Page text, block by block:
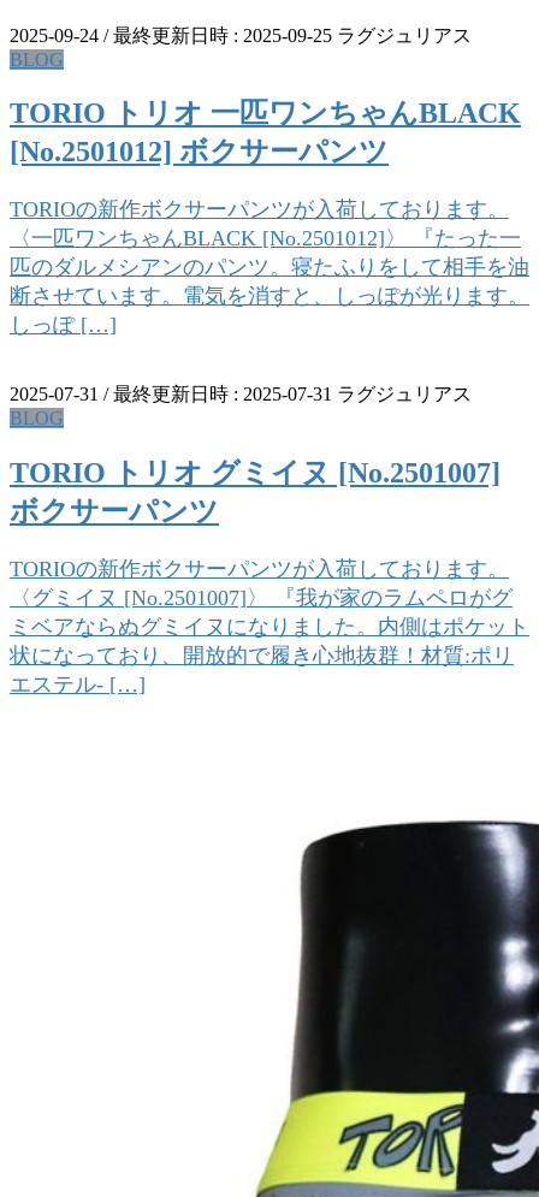
2025-09-24 / 最終更新日時 : 2025-09-25 ラグジュリアス
BLOG
TORIO トリオ 一匹ワンちゃんBLACK
[No.2501012] ボクサーパンツ
TORIOの新作ボクサーパンツが入荷しております。
〈一匹ワンちゃんBLACK [No.2501012]〉 『たった一
匹のダルメシアンのパンツ。寝たふりをして相手を油
断させています。電気を消すと、しっぽが光ります。
しっぽ […]
2025-07-31 / 最終更新日時 : 2025-07-31 ラグジュリアス
BLOG
TORIO トリオ グミイヌ [No.2501007]
ボクサーパンツ
TORIOの新作ボクサーパンツが入荷しております。
〈グミイヌ [No.2501007]〉 『我が家のラムペロがグ
ミベアならぬグミイヌになりました。内側はポケット
状になっており、開放的で履き心地抜群！材質:ポリ
エステル- […]